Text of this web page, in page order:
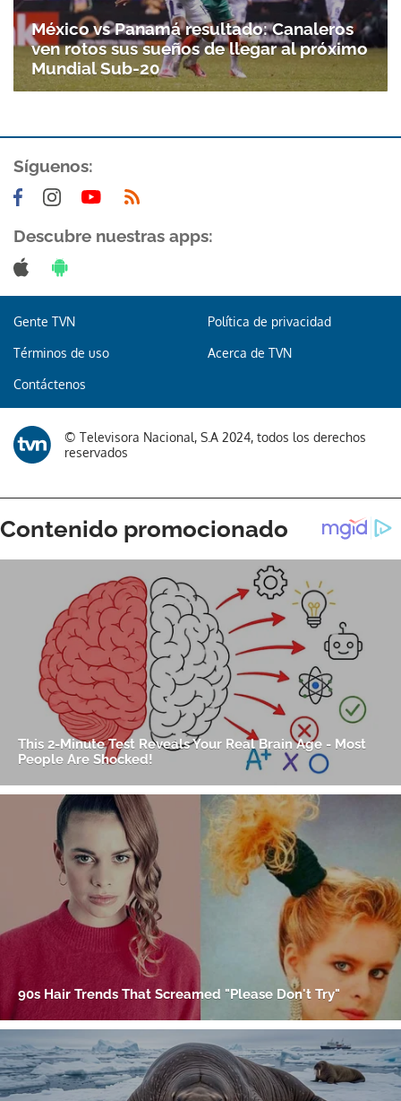
México vs Panamá resultado: Canaleros
ven rotos sus sueños de llegar al próximo
Mundial Sub-20
Síguenos:
Descubre nuestras apps:
Gente TVN Política de privacidad
Términos de uso Acerca de TVN
Contáctenos
© Televisora Nacional, S.A 2024, todos los derechos
reservados